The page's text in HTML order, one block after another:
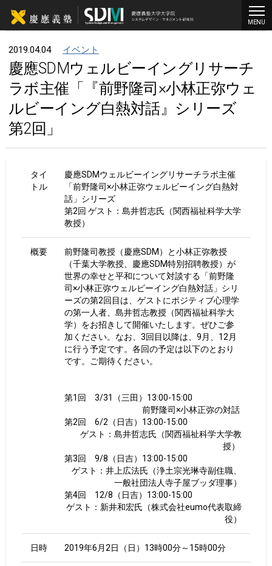
2019.04.04 イベント
慶應SDMウェルビーイングリサーチ
ラボ主催「『前野隆司×小林正弥ウェ
ルビーイング白熱対話』シリーズ
第2回」
タイ
トル
慶應SDMウェルビーイングリサーチラボ主催
「前野隆司×小林正弥ウェルビーイング白熱対
話」シリーズ
第2回 ゲスト：島井哲志氏（関西福祉科学大学
教授）
概要
前野隆司教授（慶應SDM）と小林正弥教授
（千葉大学教授、慶應SDM特別招聘教授）が
世界の幸せと平和について対談する「前野隆
司×小林正弥ウェルビーイング白熱対話」シリ
ーズの第2回目は、ゲストにポジティブ心理学
の第一人者、島井哲志教授（関西福祉科学大
学）をお招きして開催いたします。ぜひご参
加ください。なお、3回目以降は、9月、12月
に行う予定です。各回の予定は以下のとおり
です。ご期待ください。
第1回 3/31（三田）13:00-15:00
前野隆司×小林正弥の対話
第2回 6/2（日吉）13:00-15:00
ゲスト：島井哲志氏（関西福祉科学大学教
授）
第3回 9/8（日吉）13:00-15:00
ゲスト：井上広法氏（浄土宗光琳寺副住職、
一般社団法人寺子屋ブッダ理事）
第4回 12/8（日吉）13:00-15:00
ゲスト：新井和宏氏（株式会社eumo代表取締
役）
日時 2019年6月2日（日）13時00分～15時00分
MENU